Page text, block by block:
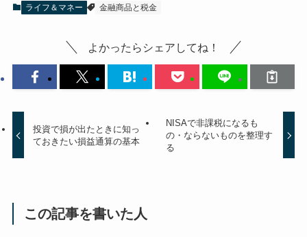
ライフ＆マネー 金融商品と税金
よかったらシェアしてね！
投資で損が出たときに知っ
ておきたい損益通算の基本
NISAで非課税になるも
の・ならないものを整理す
る
この記事を書いた人